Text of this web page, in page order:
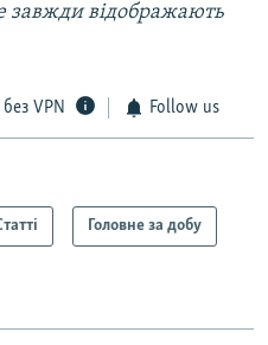
завжди відображають
VPN Follow us
Головне за добу